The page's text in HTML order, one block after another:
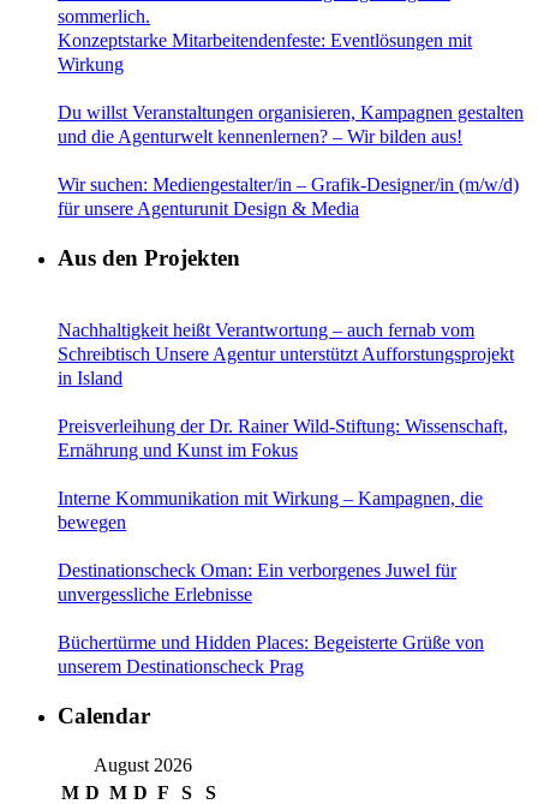
Konzeptstarke Mitarbeitendenfeste: Eventlösungen mit
Wirkung
Du willst Veranstaltungen organisieren, Kampagnen gestalten
und die Agenturwelt kennenlernen? – Wir bilden aus!
Wir suchen: Mediengestalter/in – Grafik-Designer/in (m/w/d)
für unsere Agenturunit Design & Media
Aus den Projekten
Nachhaltigkeit heißt Verantwortung – auch fernab vom
Schreibtisch Unsere Agentur unterstützt Aufforstungsprojekt
in Island
Preisverleihung der Dr. Rainer Wild-Stiftung: Wissenschaft,
Ernährung und Kunst im Fokus
Interne Kommunikation mit Wirkung – Kampagnen, die
bewegen
Destinationscheck Oman: Ein verborgenes Juwel für
unvergessliche Erlebnisse
Büchertürme und Hidden Places: Begeisterte Grüße von
unserem Destinationscheck Prag
Calendar
August 2026
M D M D F S
S